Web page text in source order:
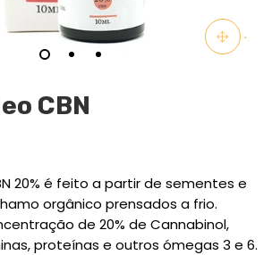
CBN
20% é feito a partir de sementes e
orgânico prensados a frio.
de 20% de Cannabinol,
proteínas e outros ómegas 3 e 6.